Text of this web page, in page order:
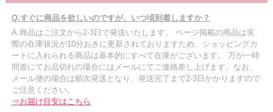
Q.すぐに商品を欲しいのですが、いつ頃到着しますか？
A.商品はご注文から2-3日で発送いたします。 ページ掲載の商品は実
際の在庫状況が10分おきに更新されておりますため、ショッピングカ
ートに入れられる商品は基本的にすべて在庫がございます。 万が一時
間差にてお品切れの場合にはメールにてご連絡差し上げます。なお、
メール便の場合は順次発送となり、発送完了まで2-3日かかりますので
ご注意ください。
⇒お届け目安はこちら